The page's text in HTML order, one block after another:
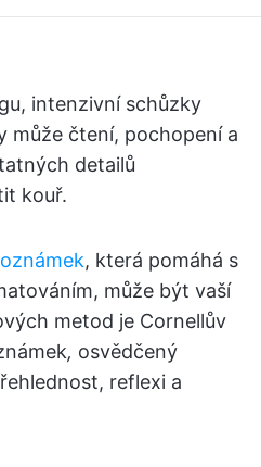
intenzivní schůzky
může čtení, pochopení a
detailů
kouř.
, která pomáhá s
může být vaší
metod je Cornellův
, osvědčený
reflexi a